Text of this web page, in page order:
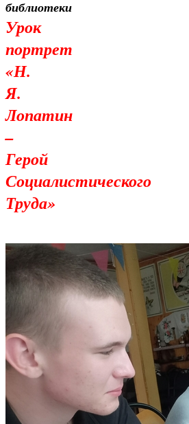
библиотеки
Урок
портрет
«Н.
Я.
Лопатин
–
Герой
Социалистического
Труда»